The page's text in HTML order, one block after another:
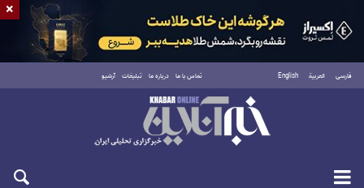
فارسی العربية English تماس با ما درباره ما تبلیغات آرشیو
جمعه ۱۶ مرداد ۱۴۰۵
×